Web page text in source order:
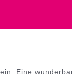
Eine